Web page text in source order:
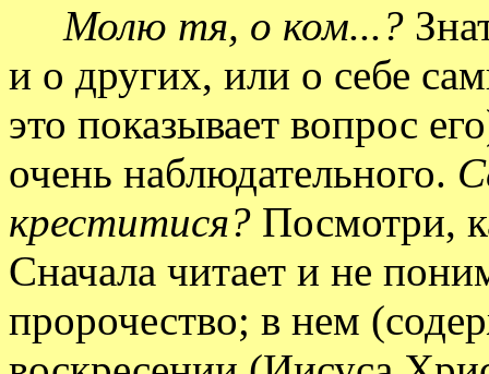
Молю тя, о ком...?
и о других, или о себе
это показывает вопрос
очень наблюдательного.
креститися? Посмотри,
Сначала читает и не
пророчество; в нем